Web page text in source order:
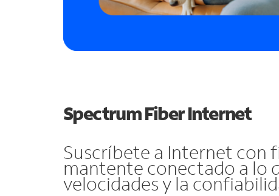
Spectrum Fiber Internet
Suscríbete a Internet con
mantente conectado a lo
velocidades y la